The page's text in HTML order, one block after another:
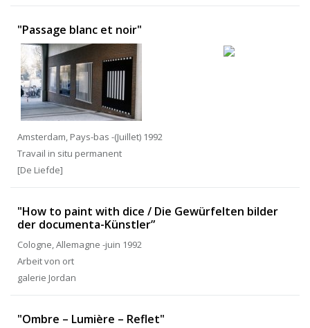
"Passage blanc et noir"
Amsterdam, Pays-bas -(Juillet) 1992
Travail in situ permanent
[De Liefde]
"How to paint with dice / Die Gewürfelten bilder
der documenta-Künstler”
Cologne, Allemagne -juin 1992
Arbeit von ort
galerie Jordan
"Ombre – Lumière – Reflet"